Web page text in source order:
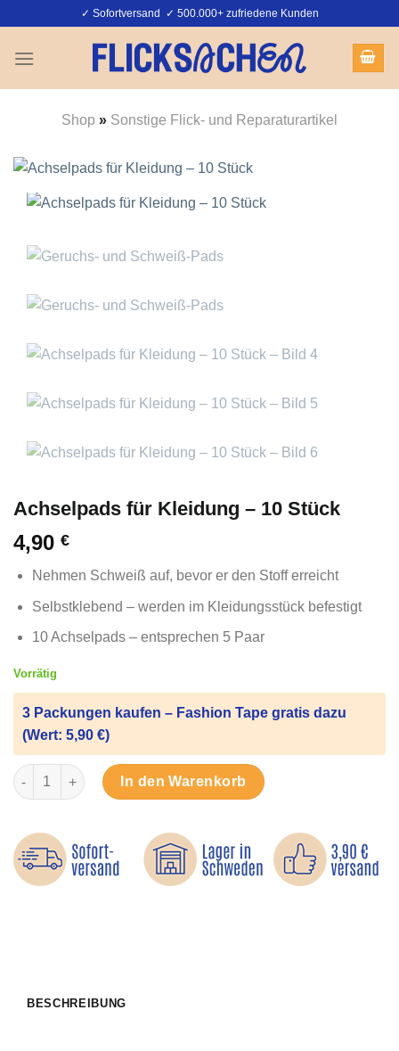
springen
✓ Sofortversand ✓ 500.000+ zufriedene Kunden
Shop » Sonstige Flick- und Reparaturartikel
Achselpads für Kleidung – 10 Stück
4,90 €
Nehmen Schweiß auf, bevor er den Stoff erreicht
Selbstklebend – werden im Kleidungsstück befestigt
10 Achselpads – entsprechen 5 Paar
Vorrätig
3 Packungen kaufen – Fashion Tape gratis dazu
(Wert: 5,90 €)
Achselpads für Kleidung – 10 Stück Menge
In den Warenkorb
BESCHREIBUNG